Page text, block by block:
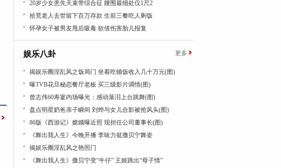
20岁少女患先天束带综合征 腰围最细处仅1尺2
拾荒老人去世留下百万存款 生前三餐吃人剩饭
怀孕女子被男友甩后吸毒 欲借伤害胎儿报复
娱乐八卦 更多
揭娱乐圈淫乱风之饭局门 坐着吃顿饭收入几十万元(图)
曝TVB花旦秘恋餐厅老板 买三级影片调情(图)
曾志伟60寿宴内场曝光：感动落泪上台跳舞(图)
盘点明星奶爸亲子瞬间 刘烨与女儿合影被抢风头(图)
86版《西游记》嫦娥曝近照 现担任公司董事长(图)
《舞出我人生》今晚开播 李咏力挺撒贝宁舞姿
揭娱乐圈淫乱风之艳照门
《舞出我人生》撒贝宁变“牛仔” 王姬跳出“母子情”